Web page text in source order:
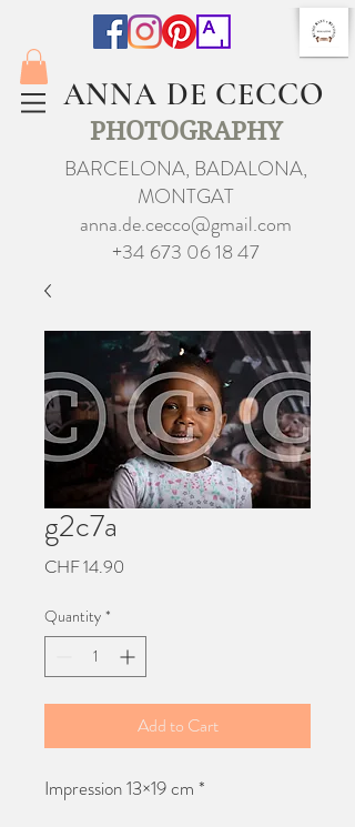
ANNA DE CECCO
PHOTOGRAPHY
BARCELONA, BADALONA,
MONTGAT
anna.de.cecco@gmail.com
+34 673 06 18 47
g2c7a
CHF 14.90
Quantity *
Add to Cart
Impression 13×19 cm *